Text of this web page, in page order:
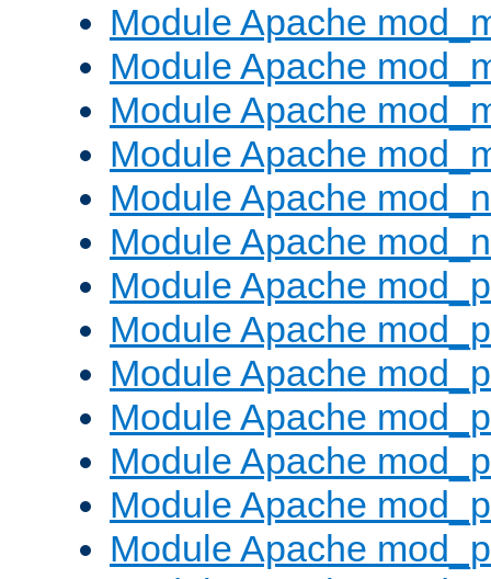
Module Apache
Module Apache
Module Apache
Module Apache
Module Apache
Module Apache
Module Apache
Module Apache
Module Apache
Module Apache
Module Apache
Module Apache
Module Apache